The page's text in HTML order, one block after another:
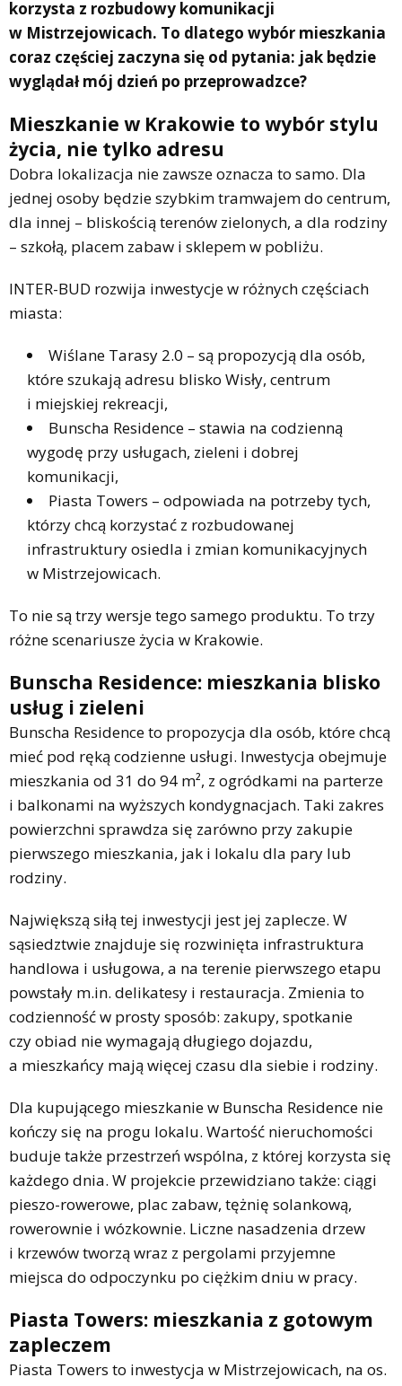
korzysta z rozbudowy komunikacji
w Mistrzejowicach. To dlatego wybór mieszkania
coraz częściej zaczyna się od pytania: jak będzie
wyglądał mój dzień po przeprowadzce?
Mieszkanie w Krakowie to wybór stylu
życia, nie tylko adresu
Dobra lokalizacja nie zawsze oznacza to samo. Dla
jednej osoby będzie szybkim tramwajem do centrum,
dla innej – bliskością terenów zielonych, a dla rodziny
– szkołą, placem zabaw i sklepem w pobliżu.
INTER-BUD rozwija inwestycje w różnych częściach
miasta:
Wiślane Tarasy 2.0 – są propozycją dla osób,
które szukają adresu blisko Wisły, centrum
i miejskiej rekreacji,
Bunscha Residence – stawia na codzienną
wygodę przy usługach, zieleni i dobrej
komunikacji,
Piasta Towers – odpowiada na potrzeby tych,
którzy chcą korzystać z rozbudowanej
infrastruktury osiedla i zmian komunikacyjnych
w Mistrzejowicach.
To nie są trzy wersje tego samego produktu. To trzy
różne scenariusze życia w Krakowie.
Bunscha Residence: mieszkania blisko
usług i zieleni
Bunscha Residence to propozycja dla osób, które chcą
mieć pod ręką codzienne usługi. Inwestycja obejmuje
mieszkania od 31 do 94 m², z ogródkami na parterze
i balkonami na wyższych kondygnacjach. Taki zakres
powierzchni sprawdza się zarówno przy zakupie
pierwszego mieszkania, jak i lokalu dla pary lub
rodziny.
Największą siłą tej inwestycji jest jej zaplecze. W
sąsiedztwie znajduje się rozwinięta infrastruktura
handlowa i usługowa, a na terenie pierwszego etapu
powstały m.in. delikatesy i restauracja. Zmienia to
codzienność w prosty sposób: zakupy, spotkanie
czy obiad nie wymagają długiego dojazdu,
a mieszkańcy mają więcej czasu dla siebie i rodziny.
Dla kupującego mieszkanie w Bunscha Residence nie
kończy się na progu lokalu. Wartość nieruchomości
buduje także przestrzeń wspólna, z której korzysta się
każdego dnia. W projekcie przewidziano także: ciągi
pieszo-rowerowe, plac zabaw, tężnię solankową,
rowerownie i wózkownie. Liczne nasadzenia drzew
i krzewów tworzą wraz z pergolami przyjemne
miejsca do odpoczynku po ciężkim dniu w pracy.
Piasta Towers: mieszkania z gotowym
zapleczem
Piasta Towers to inwestycja w Mistrzejowicach, na os.